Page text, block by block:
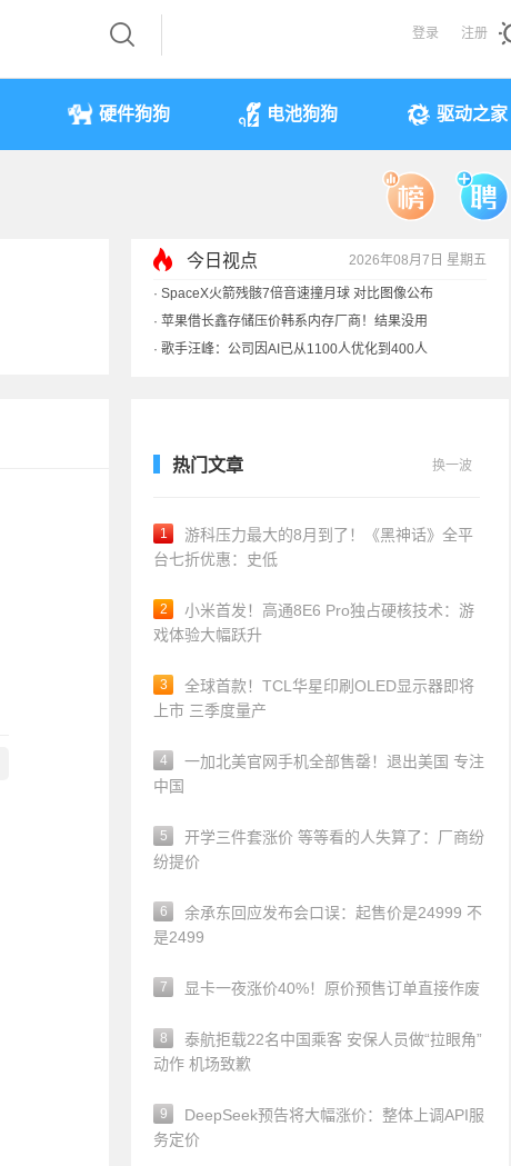
登录 注册
硬件狗狗 电池狗狗 驱动之家
今日视点 2026年08月7日 星期五
· SpaceX火箭残骸7倍音速撞月球 对比图像公布
· 苹果借长鑫存储压价韩系内存厂商！结果没用
· 歌手汪峰：公司因AI已从1100人优化到400人
· 索尼旗舰电视上市：115寸、149999元
热门文章 换一波
1
游科压力最大的8月到了！《黑神话》全平
台七折优惠：史低
2
小米首发！高通8E6 Pro独占硬核技术：游
戏体验大幅跃升
3
全球首款！TCL华星印刷OLED显示器即将
上市 三季度量产
4
一加北美官网手机全部售罄！退出美国 专注
中国
5
开学三件套涨价 等等看的人失算了：厂商纷
纷提价
6
余承东回应发布会口误：起售价是24999 不
是2499
7 显卡一夜涨价40%！原价预售订单直接作废
8
泰航拒载22名中国乘客 安保人员做“拉眼角”
动作 机场致歉
9
DeepSeek预告将大幅涨价：整体上调API服
务定价